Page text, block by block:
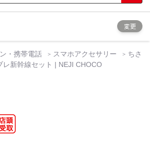
変更
・携帯電話 スマホアクセサリー
ちさ
レ新幹線セット | NEJI CHOCO